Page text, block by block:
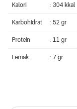
Kalori : 304 kkal
Karbohidrat : 52 gr
Protein : 11 gr
Lemak : 7 gr